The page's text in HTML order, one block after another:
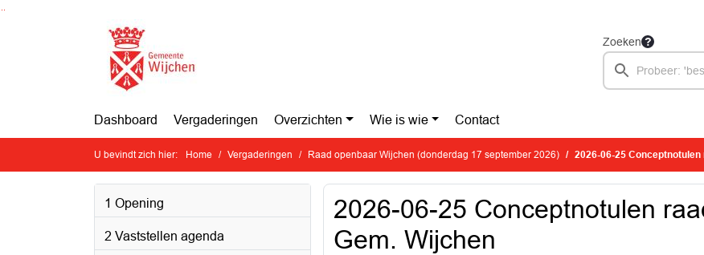
Ga naar de inhoud van deze pagina
Zoeken
Dashboard Vergaderingen Overzichten Wie is wie Contact
U bevindt zich hier: Home Vergaderingen Raad openbaar Wijchen (donderdag 17 september 2026) 2026-06-25
1 Opening
2 Vaststellen agenda
2026-06-25 Conceptnotulen
Gem. Wijchen